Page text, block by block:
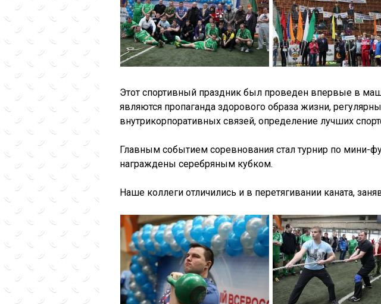
Этот спортивный праздник был проведен впервые в
являются пропаганда здорового образа жизни,
внутрикорпоративных связей, определение лучших
Главным событием соревнования стал турнир по мини-
награждены серебряным кубком.
Наше коллеги отличились и в перетягивании каната,